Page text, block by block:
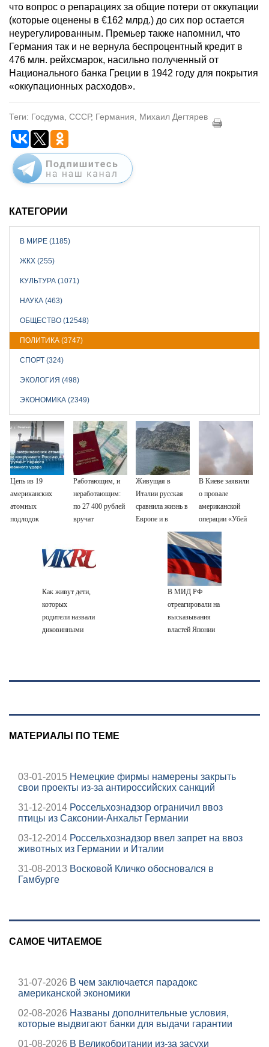
что вопрос о репарациях за общие потери от оккупации
(которые оценены в €162 млрд.) до сих пор остается
неурегулированным. Премьер также напомнил, что
Германия так и не вернула беспроцентный кредит в
476 млн. рейхсмарок, насильно полученный от
Национального банка Греции в 1942 году для покрытия
«оккупационных расходов».
Теги: Госдума, СССР, Германия, Михаил Дегтярев
КАТЕГОРИИ
В МИРЕ (1185)
ЖКХ (255)
КУЛЬТУРА (1071)
НАУКА (463)
ОБЩЕСТВО (12548)
ПОЛИТИКА (3747)
СПОРТ (324)
ЭКОЛОГИЯ (498)
ЭКОНОМИКА (2349)
Цепь из 19
американских
атомных
подлодок
это инструмент
Работающим, и
неработающим:
по 27 400 рублей
вручат
PrimaMedia.ru
Живущая в
Италии русская
сравнила жизнь в
Европе и в
В Киеве заявили
о провале
американской
операции «Убей
лучника» против
России
Как живут дети,
которых
родители назвали
диковинными
В МИД РФ
отреагировали на
высказывания
властей Японии
МАТЕРИАЛЫ ПО ТЕМЕ
03-01-2015 Немецкие фирмы намерены закрыть
свои проекты из-за антироссийских санкций
31-12-2014 Россельхознадзор ограничил ввоз
птицы из Саксонии-Анхальт Германии
03-12-2014 Россельхознадзор ввел запрет на ввоз
животных из Германии и Италии
31-08-2013 Восковой Кличко обосновался в
Гамбурге
САМОЕ ЧИТАЕМОЕ
31-07-2026 В чем заключается парадокс
американской экономики
02-08-2026 Названы дополнительные условия,
которые выдвигают банки для выдачи гарантии
01-08-2026 В Великобритании из-за засухи